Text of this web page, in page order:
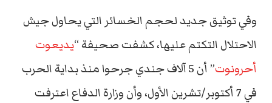
وفي توثيق جديد لحجم الخسائر التي يحاول جيش
الاحتلال التكتم عليها، كشفت صحيفة “يديعوت
أحرونوت
” أن 5 آلاف جندي جرحوا منذ بداية الحرب
في 7 أكتوبر/تشرين الأول، وأن وزارة الدفاع اعترفت